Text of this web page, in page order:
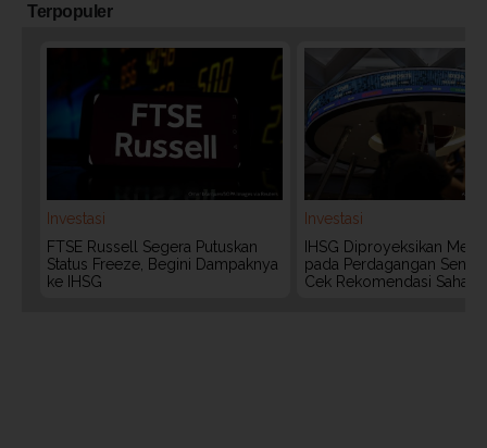
Terpopuler
Investasi
FTSE Russell Segera Putuskan
Status Freeze, Begini Dampaknya
ke IHSG
Investasi
IHSG Diproyeksikan
pada Perdagangan Senin
Cek Rekomendasi